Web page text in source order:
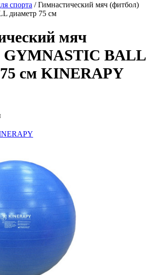
спорта /Гимнастический мяч (фитбол)
диаметр 75 см
мяч
GYMNASTIC BALL
см KINERAPY